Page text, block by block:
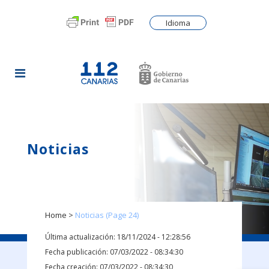
Idioma
Noticias
Home > Noticias (Page 24)
Última actualización: 18/11/2024 - 12:28:56
Fecha publicación: 07/03/2022 - 08:34:30